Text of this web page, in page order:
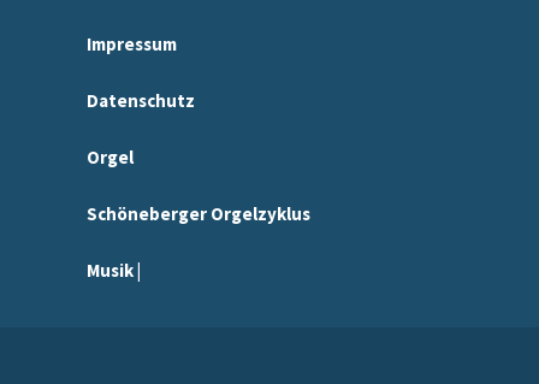
Impressum
Datenschutz
Orgel
Schöneberger Orgelzyklus
Musik |